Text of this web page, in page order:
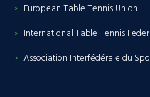
European Table Tennis Union
International Table Tennis
Association Interfédérale du